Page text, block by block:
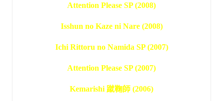
Attention Please SP (2008)
Isshun no Kaze ni Nare (2008)
Ichi Rittoru no Namida SP (2007)
Attention Please SP (2007)
Kemarishi 蹴鞠師 (2006)